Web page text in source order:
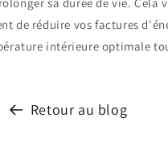
de réduire vos factures
intérieure optimale
Retour au blog